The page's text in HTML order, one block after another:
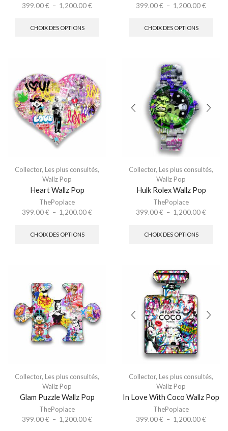
399.00€ – 1,200.00€
CHOIX DES OPTIONS
399.00€ – 1,200.00€
CHOIX DES OPTIONS
Collector, Les plus consultés,
Wallz Pop
Heart Wallz Pop
ThePoplace
399.00€ – 1,200.00€
CHOIX DES OPTIONS
Collector, Les plus consultés,
Wallz Pop
Hulk Rolex Wallz Pop
ThePoplace
399.00€ – 1,200.00€
CHOIX DES OPTIONS
Collector, Les plus consultés,
Wallz Pop
Glam Puzzle Wallz Pop
ThePoplace
399.00€ – 1,200.00€
Collector, Les plus consultés,
Wallz Pop
In Love With Coco Wallz Pop
ThePoplace
399.00€ – 1,200.00€